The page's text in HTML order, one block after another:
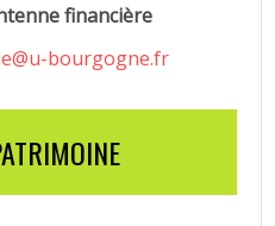
financière
bourgogne.fr